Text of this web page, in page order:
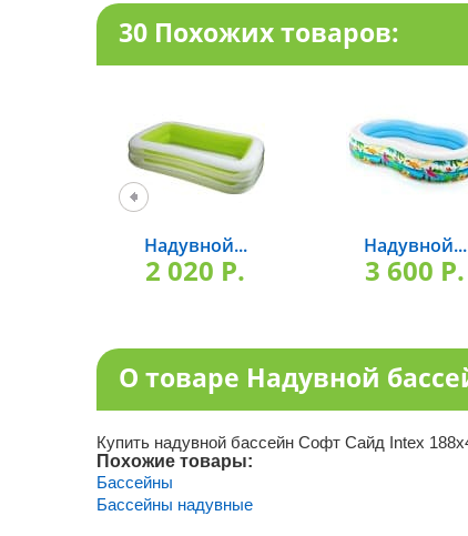
30 Похожих товаров:
Надувной...
2 020 P.
Надувной...
3 600 P.
О товаре Надувной
Купить надувной бассейн Софт Сайд Intex
Похожие товары:
Бассейны
Бассейны надувные